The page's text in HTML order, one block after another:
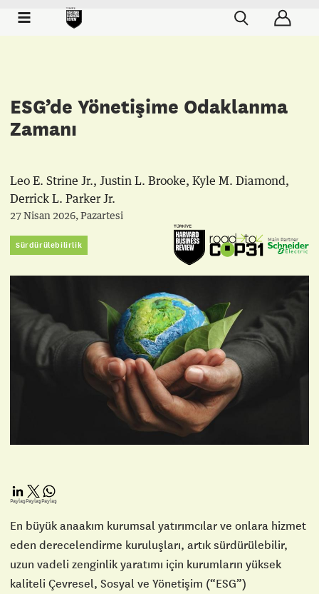
ESG’de Yönetişime Odaklanma
Zamanı
Leo E. Strine Jr., Justin L. Brooke, Kyle M. Diamond,
Derrick L. Parker Jr.
27 Nisan 2026, Pazartesi
Sürdürülebilirlik
Main Partner
PaylaşPaylaşPaylaş
En büyük anaakım kurumsal yatırımcılar ve onlara hizmet
eden derecelendirme kuruluşları, artık sürdürülebilir,
uzun vadeli zenginlik yaratımı için kurumların yüksek
kaliteli Çevresel, Sosyal ve Yönetişim (“ESG”)